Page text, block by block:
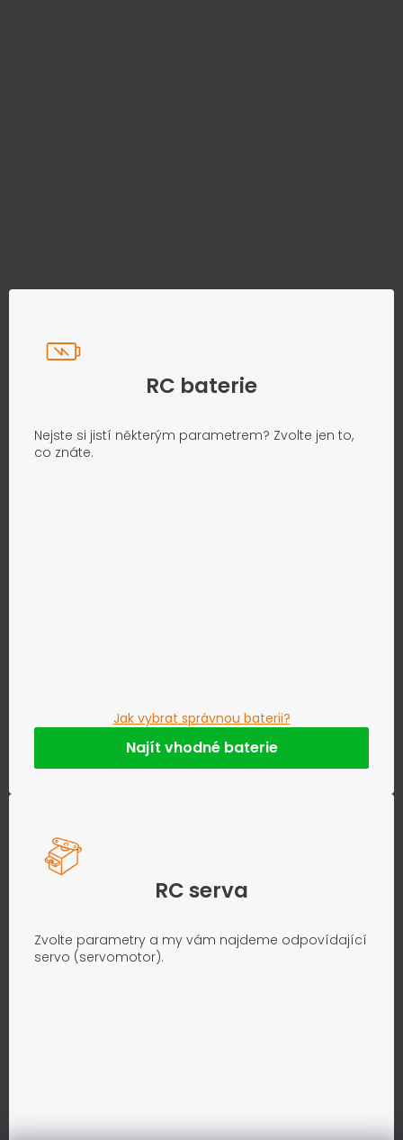
RC baterie
Nejste si jistí některým parametrem? Zvolte jen to,
co znáte.
Jak vybrat správnou baterii?
Najít vhodné baterie
RC serva
Zvolte parametry a my vám najdeme odpovídající
servo (servomotor).